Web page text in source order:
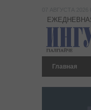
Главная